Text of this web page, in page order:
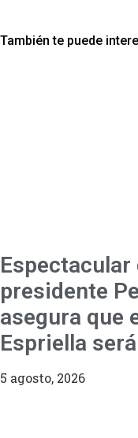
También te puede
Espectacular
presidente
asegura que
Espriella será
5 agosto, 2026